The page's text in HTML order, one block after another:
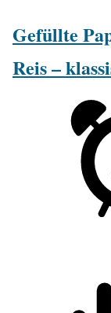
Gefüllte
Reis –